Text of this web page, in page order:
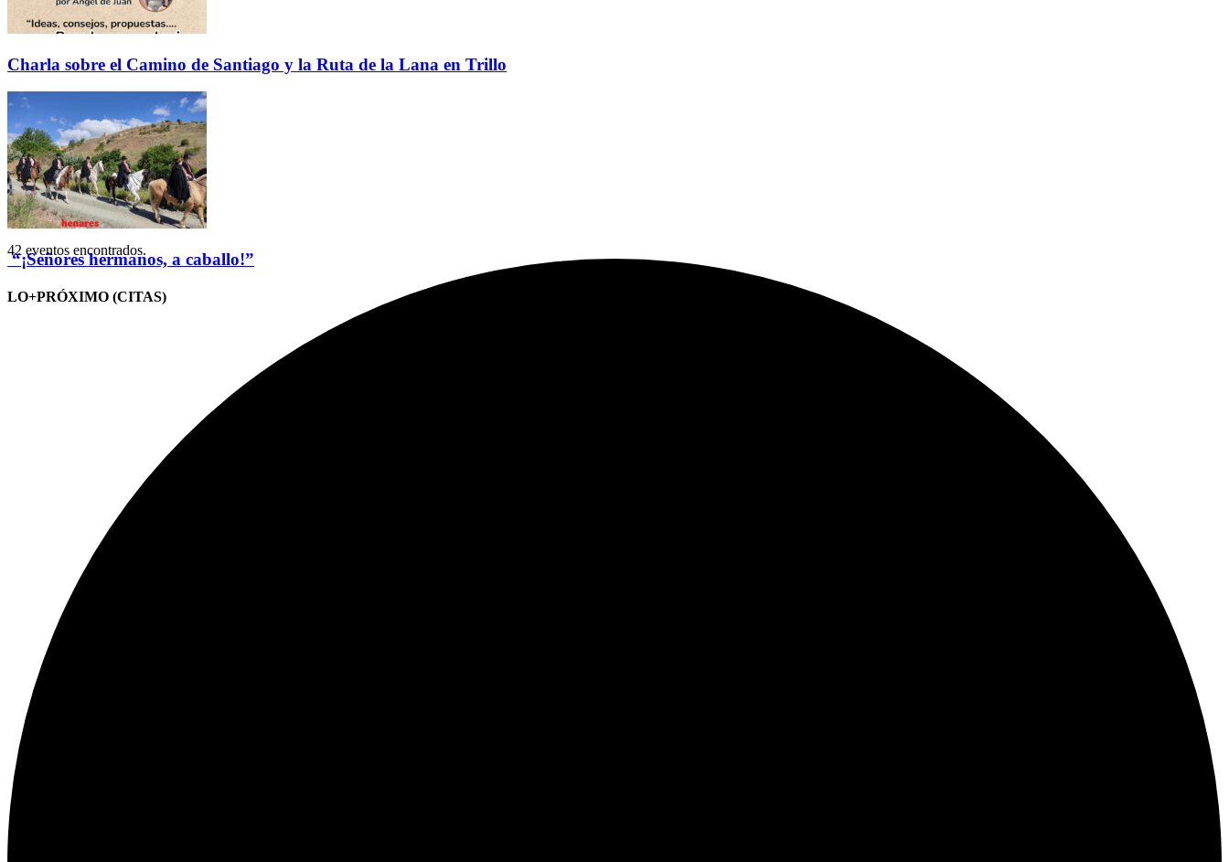
Charla sobre el Camino de Santiago y la Ruta de la Lana en Trillo
“¡Señores hermanos, a caballo!”
LO+PRÓXIMO (CITAS)
42 eventos encontrados.